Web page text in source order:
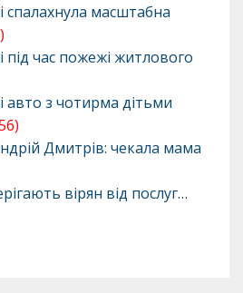
масштабна
час пожежі житлового
авто з чотирма дітьми
Дмитрів: чекала мама
вірян від послуг…